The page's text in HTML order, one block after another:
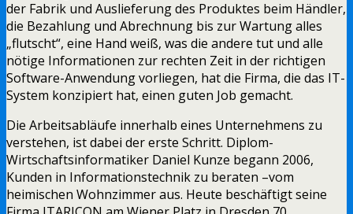
der Fabrik und Auslieferung des Produktes beim Händler,
die Bezahlung und Abrechnung bis zur Wartung alles
„flutscht“, eine Hand weiß, was die andere tut und alle
nötige Informationen zur rechten Zeit in der richtigen
Software-Anwendung vorliegen, hat die Firma, die das IT-
System konzipiert hat, einen guten Job gemacht.
Die Arbeitsabläufe innerhalb eines Unternehmens zu
verstehen, ist dabei der erste Schritt. Diplom-
Wirtschaftsinformatiker Daniel Kunze begann 2006,
Kunden in Informationstechnik zu beraten –vom
heimischen Wohnzimmer aus. Heute beschäftigt seine